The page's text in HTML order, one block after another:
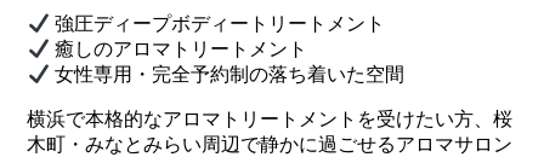
強圧ディープボディートリートメント
癒しのアロマトリートメント
女性専用・完全予約制の落ち着いた空間
横浜で本格的なアロマトリートメントを受けたい方、桜
木町・みなとみらい周辺で静かに過ごせるアロマサロン